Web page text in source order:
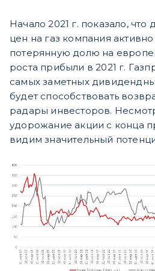
Начало 2021 г. показало,
цен на газ компания
потерянную долю на
роста прибыли в 2021 г.
самых заметных
будет способствовать
радары инвесторов.
удорожание акции с конца
видим значительный